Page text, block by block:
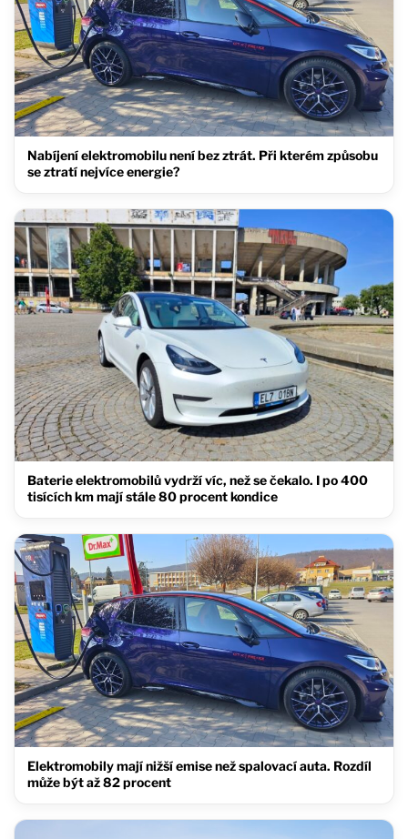
Nabíjení elektromobilu není bez ztrát. Při kterém způsobu
se ztratí nejvíce energie?
Baterie elektromobilů vydrží víc, než se čekalo. I po 400
tisících km mají stále 80 procent kondice
Elektromobily mají nižší emise než spalovací auta. Rozdíl
může být až 82 procent